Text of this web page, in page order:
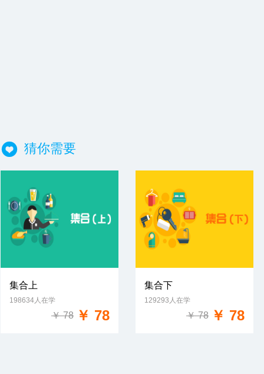
猜你需要
免费试学
集合上
198634人在学
￥ 78 ￥ 78
免费试学
集合下
129293人在学
￥ 78 ￥ 78